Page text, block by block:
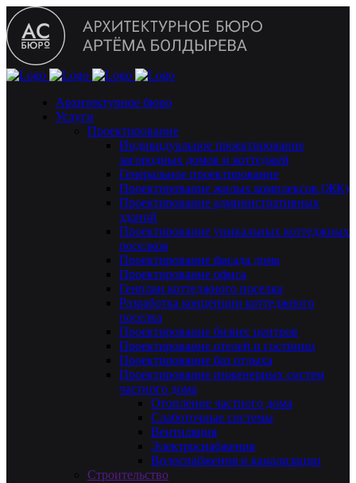
Архитектурное бюро
Услуги
Проектирование
Индивидуальное проектирование
загородных домов и коттеджей
Генеральное проектирование
Проектирование жилых комплексов (ЖК)
Проектирование административных
зданий
Проектирование уникальных коттеджных
поселков
Проектирование фасада дома
Проектирование офиса
Генплан коттеджного поселка
Разработка концепции коттеджного
поселка
Проектирование бизнес центров
Проектирование отелей и гостиниц
Проектирование баз отдыха
Проектирование инженерных систем
частного дома
Отопление частного дома
Слаботочные системы
Вентиляция
Электроснабжения
Водоснабжения и канализации
Строительство